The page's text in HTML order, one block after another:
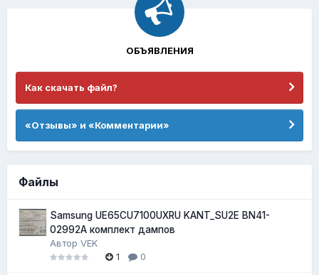
ОБЪЯВЛЕНИЯ
Как скачать файл?
«Отзывы» и «Комментарии»
Файлы
Samsung UE65CU7100UXRU KANT_SU2E BN41-
02992A комплект дампов
Автор VEK
1
0